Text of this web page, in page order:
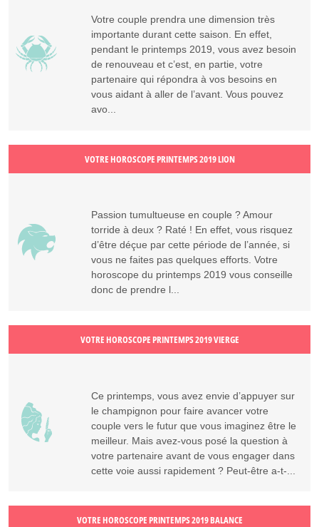
Votre couple prendra une dimension très
importante durant cette saison. En effet,
pendant le printemps 2019, vous avez besoin
de renouveau et c’est, en partie, votre
partenaire qui répondra à vos besoins en
vous aidant à aller de l’avant. Vous pouvez
avo...
VOTRE HOROSCOPE PRINTEMPS 2019 LION
Passion tumultueuse en couple ? Amour
torride à deux ? Raté ! En effet, vous risquez
d’être déçue par cette période de l’année, si
vous ne faites pas quelques efforts. Votre
horoscope du printemps 2019 vous conseille
donc de prendre l...
VOTRE HOROSCOPE PRINTEMPS 2019 VIERGE
Ce printemps, vous avez envie d’appuyer sur
le champignon pour faire avancer votre
couple vers le futur que vous imaginez être le
meilleur. Mais avez-vous posé la question à
votre partenaire avant de vous engager dans
cette voie aussi rapidement ? Peut-être a-t-...
VOTRE HOROSCOPE PRINTEMPS 2019 BALANCE